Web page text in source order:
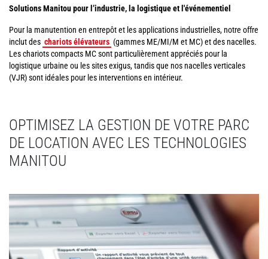
Solutions Manitou pour l’industrie, la logistique et l'événementiel
Pour la manutention en entrepôt et les applications industrielles, notre offre
inclut des chariots élévateurs (gammes ME/MI/M et MC) et des nacelles.
Les chariots compacts MC sont particulièrement appréciés pour la
logistique urbaine ou les sites exigus, tandis que nos nacelles verticales
(VJR) sont idéales pour les interventions en intérieur.
OPTIMISEZ LA GESTION DE VOTRE PARC
DE LOCATION AVEC LES TECHNOLOGIES
MANITOU